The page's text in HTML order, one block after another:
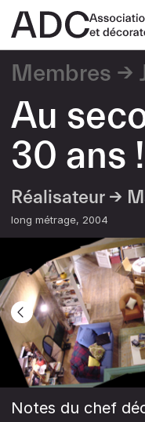
Membres
Au
30 ans !
Réalisateur →
long métrage 2004
Notes du chef